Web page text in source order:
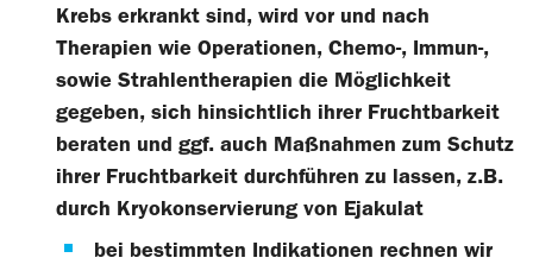
Krebs erkrankt sind, wird vor und nach
Therapien wie Operationen, Chemo-, Immun-,
sowie Strahlentherapien die Möglichkeit
gegeben, sich hinsichtlich ihrer Fruchtbarkeit
beraten und ggf. auch Maßnahmen zum Schutz
ihrer Fruchtbarkeit durchführen zu lassen, z.B.
durch Kryokonservierung von Ejakulat
bei bestimmten Indikationen rechnen wir